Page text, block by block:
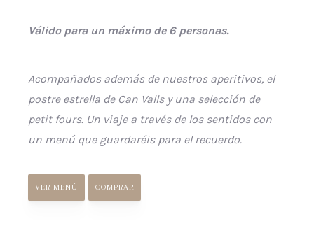
Válido para un máximo de 6 personas.
Acompañados además de nuestros aperitivos, el
postre estrella de Can Valls y una selección de
petit fours. Un viaje a través de los sentidos con
un menú que guardaréis para el recuerdo.
VER MENÚ COMPRAR